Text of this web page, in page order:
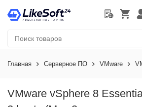
Главная Серверное ПО VMware
VMware vSphere 8